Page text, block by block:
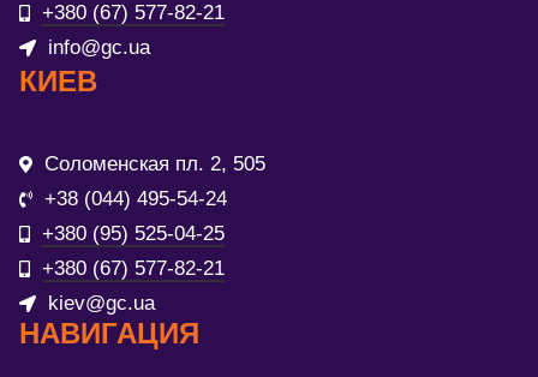
+380 (67) 577-82-21
info@gc.ua
КИЕВ
Соломенская пл. 2, 505
+38 (044) 495-54-24
+380 (95) 525-04-25
+380 (67) 577-82-21
kiev@gc.ua
НАВИГАЦИЯ